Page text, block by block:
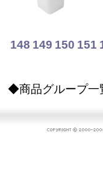
148 149 150 151
◆商品グループ一